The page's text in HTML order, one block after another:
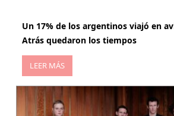
Un 17% de los argentinos viajó en
Atrás quedaron los tiempos
LEER MÁS